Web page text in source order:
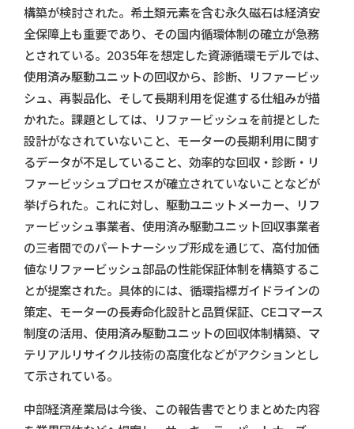
構築が検討された。希土類元素を含む永久磁石は経済安
全保障上も重要であり、その国内循環体制の確立が急務
とされている。2035年を想定した資源循環モデルでは、
使用済み駆動ユニットの回収から、診断、リファービッ
シュ、再製品化、そして長期利用を促進する仕組みが描
かれた。課題としては、リファービッシュを前提とした
設計がなされていないこと、モーターの長期利用に関す
るデータが不足していること、効率的な回収・診断・リ
ファービッシュプロセスが確立されていないことなどが
挙げられた。これに対し、駆動ユニットメーカー、リフ
ァービッシュ事業者、使用済み駆動ユニット回収事業者
の三者間でのパートナーシップ形成を通じて、高付加価
値なリファービッシュ部品の性能保証体制を構築するこ
とが提案された。具体的には、循環指標ガイドラインの
策定、モーターの長寿命化設計と品質保証、CEコマース
制度の活用、使用済み駆動ユニットの回収体制構築、マ
テリアルリサイクル技術の高度化などがアクションとし
て示されている。
中部経済産業局は今後、この報告書でとりまとめた内容